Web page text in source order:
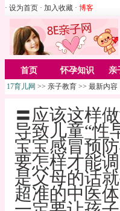
· 设为首页 · 加入收藏 · 博客
首页 怀孕知识 亲
17育儿网 >> 亲子教育 >> 最新内容
〓应该这样
导致儿童“性
宝宝感冒预
要怎样才能
是父母的话
超准的中医